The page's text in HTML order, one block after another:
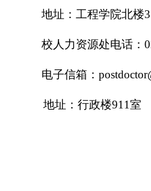
地址：工程学院北楼
校人力资源处电话：
电子信箱： postdoctor
地址：行政楼911室